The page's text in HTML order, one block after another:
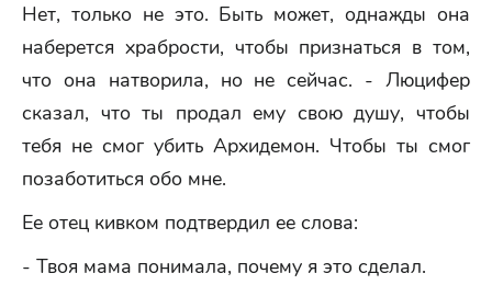
Нет, только не это. Быть может, однажды она
наберется храбрости, чтобы признаться в том,
что она натворила, но не сейчас. - Люцифер
сказал, что ты продал ему свою душу, чтобы
тебя не смог убить Архидемон. Чтобы ты смог
позаботиться обо мне.
Ее отец кивком подтвердил ее слова:
- Твоя мама понимала, почему я это сделал.